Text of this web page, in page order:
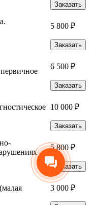
Заказать
5 800 ₽
Заказать
6 500 ₽
Заказать
10 000 ₽
Заказать
5 800 ₽
Заказать
3 000 ₽